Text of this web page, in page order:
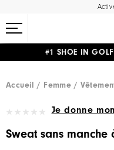
#1 SHOE IN
Accueil
Femme
Je donne
Sweat sans manche